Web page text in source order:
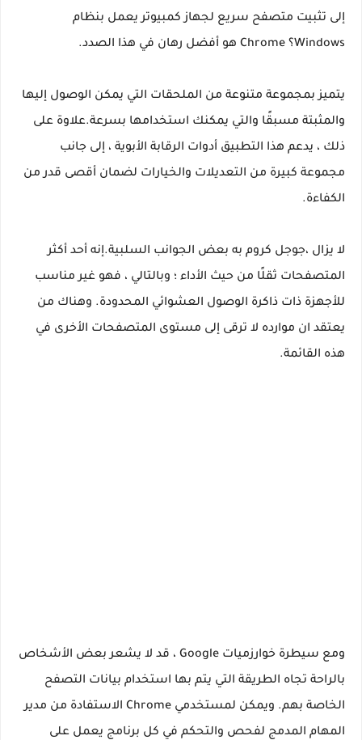
إلى تثبيت متصفح سريع لجهاز كمبيوتر يعمل بنظام
Windows؟ Chrome هو أفضل رهان في هذا الصدد.
يتميز بمجموعة متنوعة من الملحقات التي يمكن الوصول إليها
والمثبتة مسبقًا والتي يمكنك استخدامها بسرعة.علاوة على
ذلك ، يدعم هذا التطبيق أدوات الرقابة الأبوية ، إلى جانب
مجموعة كبيرة من التعديلات والخيارات لضمان أقصى قدر من
الكفاءة.
لا يزال ،جوجل كروم به بعض الجوانب السلبية.إنه أحد أكثر
المتصفحات ثقلًا من حيث الأداء ؛ وبالتالي ، فهو غير مناسب
للأجهزة ذات ذاكرة الوصول العشوائي المحدودة. وهناك من
يعتقد ان موارده لا ترقى إلى مستوى المتصفحات الأخرى في
هذه القائمة.
ومع سيطرة خوارزميات Google ، قد لا يشعر بعض الأشخاص
بالراحة تجاه الطريقة التي يتم بها استخدام بيانات التصفح
الخاصة بهم. ويمكن لمستخدمي Chrome الاستفادة من مدير
المهام المدمج لفحص والتحكم في كل برنامج يعمل على